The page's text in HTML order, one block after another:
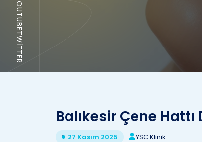
YOUTUBE
TWITTER
Balıkesir Çene
27 Kasım 2025 YSC Klinik